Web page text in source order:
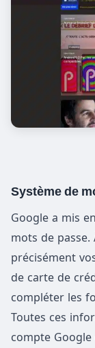
Système de
Google a mis
mots de
précisément
de carte de
compléter les
Toutes ces
compte